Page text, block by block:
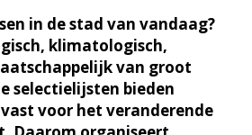
in de stad van vandaag?
klimatologisch,
van groot
selectielijsten bieden
voor het veranderende